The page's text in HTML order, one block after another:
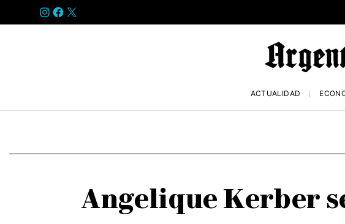
INSTAGRAM
FACEBOOK
X
ACTUALIDAD
Angelique Kerber